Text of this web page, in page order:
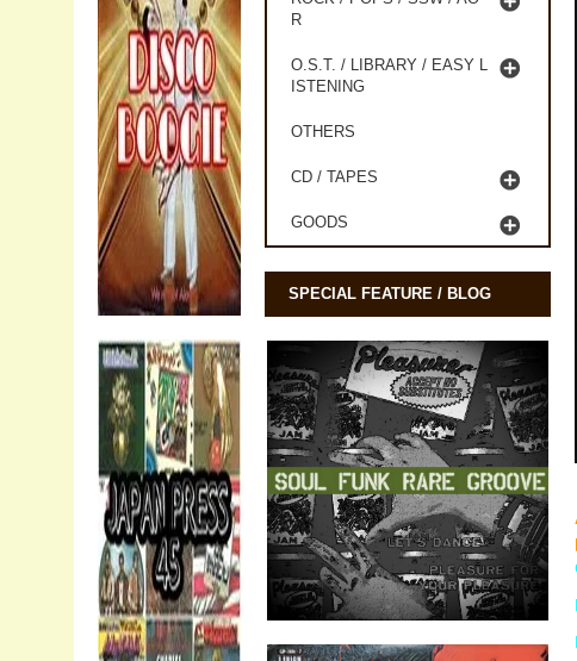
R
O.S.T. / LIBRARY / EASY L
ISTENING
OTHERS
CD / TAPES
GOODS
SPECIAL FEATURE / BLOG